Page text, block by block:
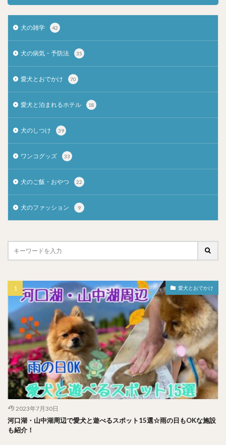
犬の雑学 42
犬の病気・予防法 35
愛犬とおでかけ 70
愛犬と泊まれるホテル 18
犬のしつけ 39
ワンコグッズ 33
犬のご飯・おやつ 22
犬のファッション 9
愛犬とおでかけ
2023年7月30日
河口湖・山中湖周辺で愛犬と遊べるスポット15選☆雨の日もOKな施設
も紹介！